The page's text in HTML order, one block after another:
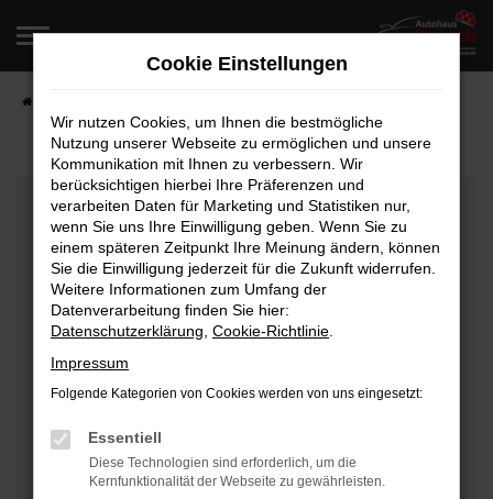
Zum
springen
Fehler: Network Error
Beim Laden ist ein Fehler aufgetreten.
Hier sind ein paar Tipps, die dir helfen können:
Überprüfe deine Firewall und deine
Internetverbindung.
Laden andere Webseiten, zum Beispiel deine
Manche Erweiterungen, wie Werbeblocker, können
das Laden bestimmter Seiten verhindern.
Funktioniert die Seite in einem anderen Browser
Cookie Einstellungen
Wir nutzen Cookies, um Ihnen die bestmögliche
Nutzung unserer Webseite zu ermöglichen und unsere
Kommunikation mit Ihnen zu verbessern. Wir
berücksichtigen hierbei Ihre Präferenzen und
verarbeiten Daten für Marketing und Statistiken nur,
wenn Sie uns Ihre Einwilligung geben. Wenn Sie zu
einem späteren Zeitpunkt Ihre Meinung ändern, können
Sie die Einwilligung jederzeit für die Zukunft widerrufen.
Weitere Informationen zum Umfang der
Datenverarbeitung finden Sie hier:
Datenschutzerklärung Cookie-Richtlinie
Impressum
Folgende Kategorien von Cookies werden von uns eingesetzt:
Essentiell
Diese Technologien sind erforderlich, um die
Kernfunktionalität der Webseite zu gewährleisten.